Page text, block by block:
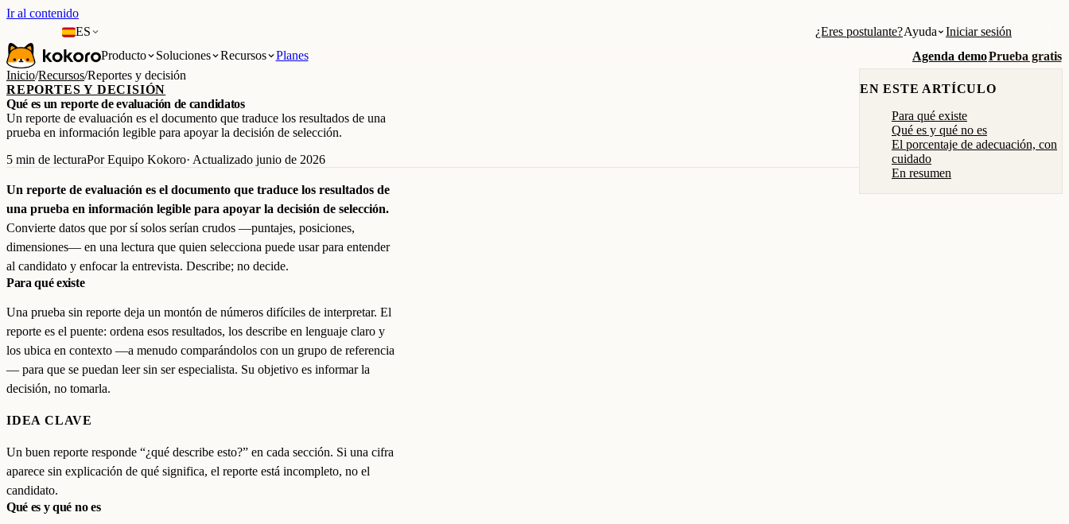
Ir al contenido
ES
¿Eres postulante?Ayuda
Iniciar sesión
Producto
Soluciones Recursos Planes Agenda demoPrueba gratis
Inicio/Recursos/Reportes y decisión
REPORTES Y DECISIÓN
Qué es un reporte de evaluación de candidatos
Un reporte de evaluación es el documento que traduce los resultados de una
prueba en información legible para apoyar la decisión de selección.
5 min de lecturaPor Equipo Kokoro· Actualizado junio de 2026
Un reporte de evaluación es el documento que traduce los resultados de
una prueba en información legible para apoyar la decisión de selección.
Convierte datos que por sí solos serían crudos —puntajes, posiciones,
dimensiones— en una lectura que quien selecciona puede usar para entender
al candidato y enfocar la entrevista. Describe; no decide.
Para qué existe
Una prueba sin reporte deja un montón de números difíciles de interpretar. El
reporte es el puente: ordena esos resultados, los describe en lenguaje claro y
los ubica en contexto —a menudo comparándolos con un grupo de referencia
— para que se puedan leer sin ser especialista. Su objetivo es informar la
decisión, no tomarla.
IDEA CLAVE
Un buen reporte responde “¿qué describe esto?” en cada sección. Si una cifra
aparece sin explicación de qué significa, el reporte está incompleto, no el
candidato.
Qué es y qué no es
EN ESTE ARTÍCULO
Para qué existe
Qué es y qué no es
El porcentaje de adecuación, con
cuidado
En resumen